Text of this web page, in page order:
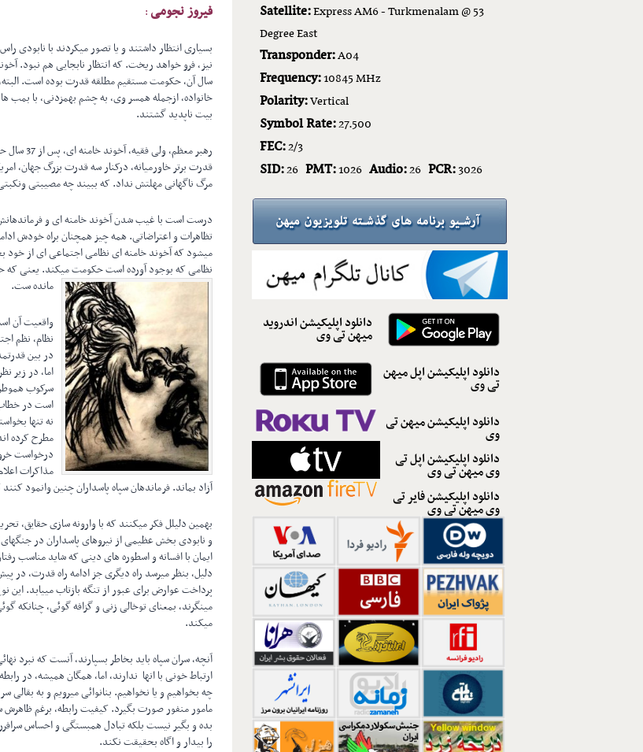
فیروز نجومی :
بسیاری انتظار داشتند و یا تصور میکردند با نابودی
خانواده، ازجمله همسر وی، به چشم بهمزدنی، با بمب
بیت ناپدید گشتند.
رهبر
قدرت برتر خاورمیانه، درکنار سه قدرت بزرگ جهان،
مرگ ناگهانی مهلتش نداد. که ببیند چه مصیبتی
درست است با غیب شدن آخوند خامنه ای و
تظاهرات و اعتراضاتی. همه چیز همچنان براه خودش
میشود که آخوند خامنه ای نظامی اجتماعی ای از
نظامی که بوجود آورده است حکومت میکند. یعنی که
مانده ست.
واقعیت آن
نظام، نظم
در بین
اما، در زیر
سرکوب
است در خطاب
نه تنها
درخواست
مذاکرات
آزاد بماند. فرماندهان سپاه پاسداران چنین وانمود
بهمین دلیلل فکر میکنند که با وارونه سازی
و نابودی بخش عظیمی از نیروهای پاسداران در جنگهای
ایمان با افسانه و اسطوره های دینی که شاید مناسب
دلیل، بنظر میرسد راه دیگری جز ادامه راه قدرت،
پرداخت عوارض برای عبور از تنگه بازتاب مییابد.
مینگرند، بمعنای توخالی زنی و گزافه گوئی، چنانکه
میکند.
آنچه، سران سپاه باید بخاطر بسپارند، آنست که نبرد
ارتباط خونی با انها ندارند، اما، همگان همیشه، در
چه بخواهیم و یا نخواهیم. بنانوائی میرویم و به
مامور منفور صورت بگیرد. کیفیت رابطه، برغم
بده و بگیر نیست بلکه تبادل همبستگی و احساس
را بیدار و اگاه بحقیقت نکند.
Satellite:Express AM6 - Turkmenalam @ 53
Degree East
Transponder:A04
Frequency:10845 MHz
Polarity:Vertical
Symbol Rate:27.500
FEC:2/3
SID:26 PMT:1026 Audio:26 PCR:3026
دانلود اپلیکیشن اندروید
میهن تی وی
دانلود اپلیکیشن اپل میهن
تی وی
دانلود اپلیکیشن میهن تی
وی
دانلود اپلیکیشن اپل تی
وی میهن تی وی
دانلود اپلیکیشن فایر تی
وی میهن تی وی